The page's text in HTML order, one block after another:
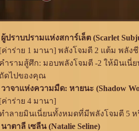
ปราบปรามแห่งสการ์เล็ต (Scarlet
าร่าย 1 มานา] พลังโจมตี 2 แต้ม พลัง
ำรามสู้ศึก: มอบพลังโจมตี -2 ให้มินเนี่
ดไปของคุณ
าจาแห่งความมืด: หายนะ (Shadow
าร่าย 4 มานา]
ำลายมินเนี่ยนทั้งหมดที่มีพลังโจมตี 5 ห
าตาลี เซลีน (Natalie Seline)